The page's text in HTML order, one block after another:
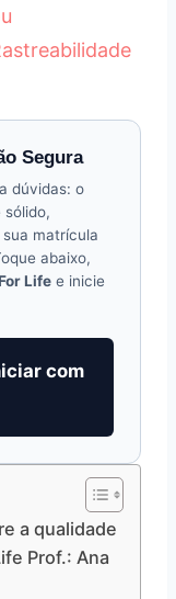
Segura
dúvidas: o
sólido,
matrícula
abaixo,
Life e inicie
com
a qualidade
Prof.: Ana